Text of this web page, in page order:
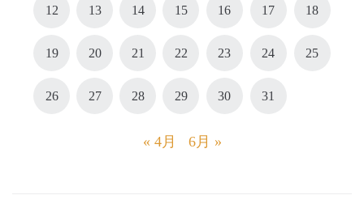
12 13 14 15 16 17 18
19 20 21 22 23 24 25
26 27 28 29 30 31
« 4月 6月 »